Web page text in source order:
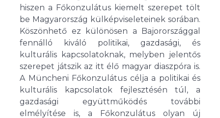
hiszen a Főkonzulátus kiemelt szerepet tölt
be Magyarország külképviseleteinek sorában.
Köszönhető ez különösen a Bajorországgal
fennálló kiváló politikai, gazdasági, és
kulturális kapcsolatoknak, melyben jelentős
szerepet játszik az itt élő magyar diaszpóra is.
A Müncheni Főkonzulátus célja a politikai és
kulturális kapcsolatok fejlesztésén túl, a
gazdasági együttműködés további
elmélyítése is, a Főkonzulátus olyan új